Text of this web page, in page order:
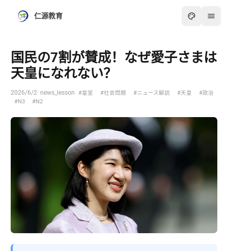
仁源教育
国民の7割が賛成！なぜ愛子さまは
天皇になれない？
2026/6/2· news_lesson #皇室 #社会問題 #ニュース解説 #天皇
#政治
#N3
#N2